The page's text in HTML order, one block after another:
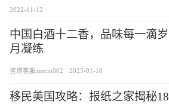
2022-11-12
中国白酒十二香，品味每一滴岁
月凝练
咨询客服zmcm002 2025-01-18
移民美国攻略：报纸之家揭秘18